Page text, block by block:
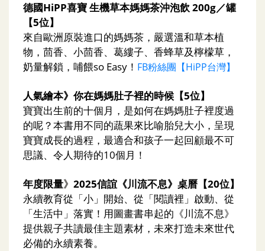
德國HiPP喜寶 生機草本媽媽茶沖泡飲 200g／罐
【5位】
來自歐洲原裝進口的媽媽茶，嚴選溫和草本植
物，茴香、小茴香、葛縷子、香蜂草及檸檬草，
奶量解鎖，哺餵so Easy！ FB粉絲團【HiPP台灣】
人氣繪本》你在媽媽肚子裡的時候【5位】
寶寶出生前的十個月，是如何在媽媽肚子裡度過
的呢？本書用不同的蔬果來比喻胎兒大小，呈現
寶寶成長的過程，最適合和孩子一起回顧最不可
思議、令人期待的10個月！
年度限量》 2025信誼《川流不息》桌曆【20位】
永續教育從「小」開始、從「閱讀裡」啟動、從
「生活中」落實！用圖畫書串起的《川流不息》
提供親子共讀最佳主題素材，未來打造未來世代
必備的永續素養。